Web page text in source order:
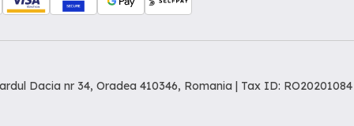
Dacia nr 34, Oradea 410346, Romania | Tax ID: